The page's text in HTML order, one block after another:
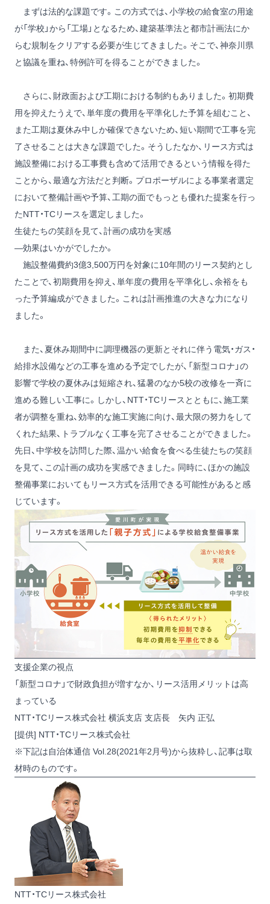
まずは法的な課題です。この方式では、小学校の給食室の用途
が「学校」から「工場」となるため、建築基準法と都市計画法にか
らむ規制をクリアする必要が生じてきました。そこで、神奈川県
と協議を重ね、特例許可を得ることができました。
さらに、財政面および工期における制約もありました。初期費
用を抑えたうえで、単年度の費用を平準化した予算を組むこと、
また工期は夏休み中しか確保できないため、短い期間で工事を完
了させることは大きな課題でした。そうしたなか、リース方式は
施設整備における工事費も含めて活用できるという情報を得た
ことから、最適な方法だと判断。プロポーザルによる事業者選定
において整備計画や予算、工期の面でもっとも優れた提案を行っ
たNTT・TCリースを選定しました。
生徒たちの笑顔を見て、計画の成功を実感
―効果はいかがでしたか。
施設整備費約3億3,500万円を対象に10年間のリース契約とし
たことで、初期費用を抑え、単年度の費用を平準化し、余裕をも
った予算編成ができました。これは計画推進の大きな力になり
ました。
また、夏休み期間中に調理機器の更新とそれに伴う電気・ガス・
給排水設備などの工事を進める予定でしたが、「新型コロナ」の
影響で学校の夏休みは短縮され、猛暑のなか5校の改修を一斉に
進める難しい工事に。しかし、NTT・TCリースとともに、施工業
者が調整を重ね、効率的な施工実施に向け、最大限の努力をして
くれた結果、トラブルなく工事を完了させることができました。
先日、中学校を訪問した際、温かい給食を食べる生徒たちの笑顔
を見て、この計画の成功を実感できました。同時に、ほかの施設
整備事業においてもリース方式を活用できる可能性があると感
じています。
支援企業の視点
「新型コロナ」で財政負担が増すなか、リース活用メリットは高
まっている
NTT・TCリース株式会社 横浜支店 支店長 矢内 正弘
[提供] NTT・TCリース株式会社
※下記は自治体通信 Vol.28(2021年2月号)から抜粋し、記事は取
材時のものです。
NTT・TCリース株式会社